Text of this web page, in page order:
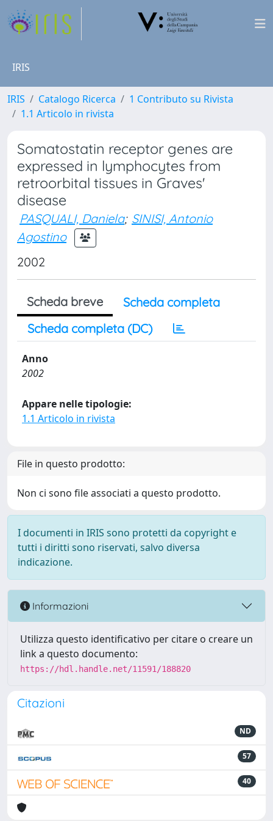
IRIS
IRIS Catalogo Ricerca
1 Contributo su Rivista
1.1 Articolo in rivista
Somatostatin receptor genes are
expressed in lymphocytes from
retroorbital tissues in Graves'
disease
PASQUALI, Daniela; SINISI, Antonio
Agostino
2002
Scheda breve
Scheda completa
Scheda completa (DC)
Anno
2002
Appare nelle tipologie:
1.1 Articolo in rivista
File in questo prodotto:
Non ci sono file associati a questo prodotto.
I documenti in IRIS sono protetti da copyright e
tutti i diritti sono riservati, salvo diversa
indicazione.
Informazioni
Utilizza questo identificativo per citare o creare un
link a questo documento:
https://hdl.handle.net/11591/188820
Citazioni
ND
57
40